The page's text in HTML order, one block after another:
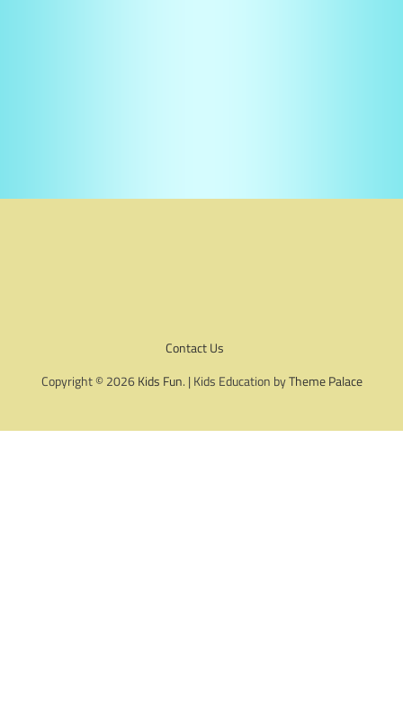
Contact Us
Copyright © 2026Kids Fun. | Kids Education byTheme Palace